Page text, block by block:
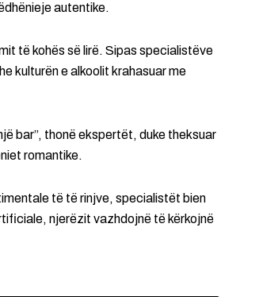
autentike.
të kohës së lirë. Sipas specialistëve
kulturën e alkoolit krahasuar me
bar”, thonë ekspertët, duke theksuar
romantike.
të të rinjve, specialistët bien
njerëzit vazhdojnë të kërkojnë